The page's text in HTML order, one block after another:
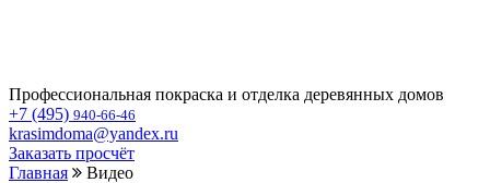
Профессиональная покраска и отделка деревянных домов
+7 (495) 940-66-46
krasimdoma@yandex.ru
Заказать просчёт
Главная
Видео